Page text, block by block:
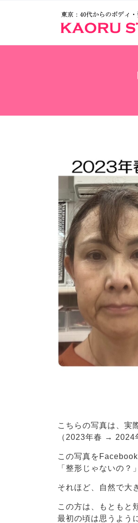
こちらの写真は、実
（2023年春 → 2024
この写真を
「整形じゃないの？
それほど、自然で大
この方は、もともと
最初の頃は思うよう